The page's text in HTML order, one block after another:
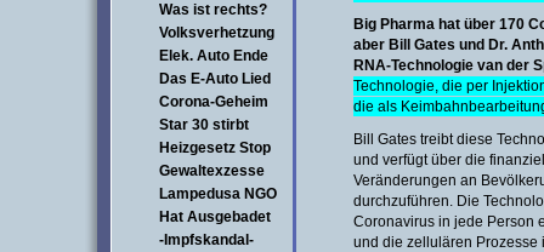
Was ist rechts?
Volksverhetzung
Elek. Auto Ende
Das E-Auto Lied
Corona-Geheim
Star 30 stirbt
Heizgesetz Stop
Gewaltexzesse
Lampedusa NGO
Hat Ausgebadet
-Impfskandal-
Big Pharma hat über 170
aber Bill Gates und Dr.
RNA-Technologie van der
Technologie, die per
die als
Bill Gates treibt diese
und verfügt über die
Veränderungen an
durchzuführen. Die
Coronavirus in jede Person
und die zellulären Prozesse